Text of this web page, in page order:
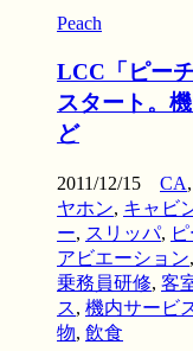
Peach
LCC「ピー
スタート。
ど
2011/12/15 CA,
ヤホン, キャビ
ー, スリッパ,
アビエーション,
乗務員研修, 客
ス, 機内サービ
物, 飲食